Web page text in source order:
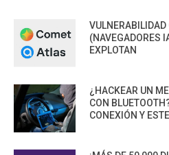
VULNERABILIDAD
(NAVEGADORES
EXPLOTAN
¿HACKEAR UN
CON
CONEXIÓN Y